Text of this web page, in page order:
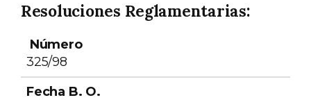
Resoluciones Reglamentarias:
Número
325/98